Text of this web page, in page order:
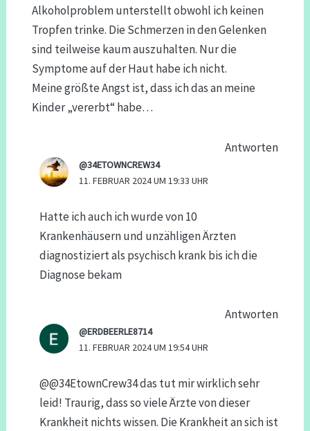
Alkoholproblem unterstellt obwohl ich keinen
Tropfen trinke. Die Schmerzen in den Gelenken
sind teilweise kaum auszuhalten. Nur die
Symptome auf der Haut habe ich nicht.
Meine größte Angst ist, dass ich das an meine
Kinder „vererbt“ habe…
Antworten
@34ETOWNCREW34
11. FEBRUAR 2024 UM 19:33 UHR
Hatte ich auch ich wurde von 10
Krankenhäusern und unzähligen Ärzten
diagnostiziert als psychisch krank bis ich die
Diagnose bekam
Antworten
@ERDBEERLE8714
11. FEBRUAR 2024 UM 19:54 UHR
@@34EtownCrew34 das tut mir wirklich sehr
leid! Traurig, dass so viele Ärzte von dieser
Krankheit nichts wissen. Die Krankheit an sich ist